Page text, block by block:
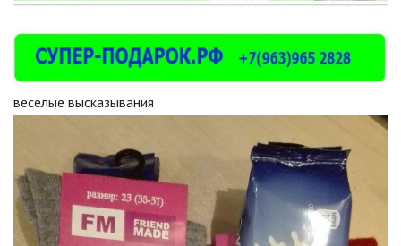
веселые высказывания